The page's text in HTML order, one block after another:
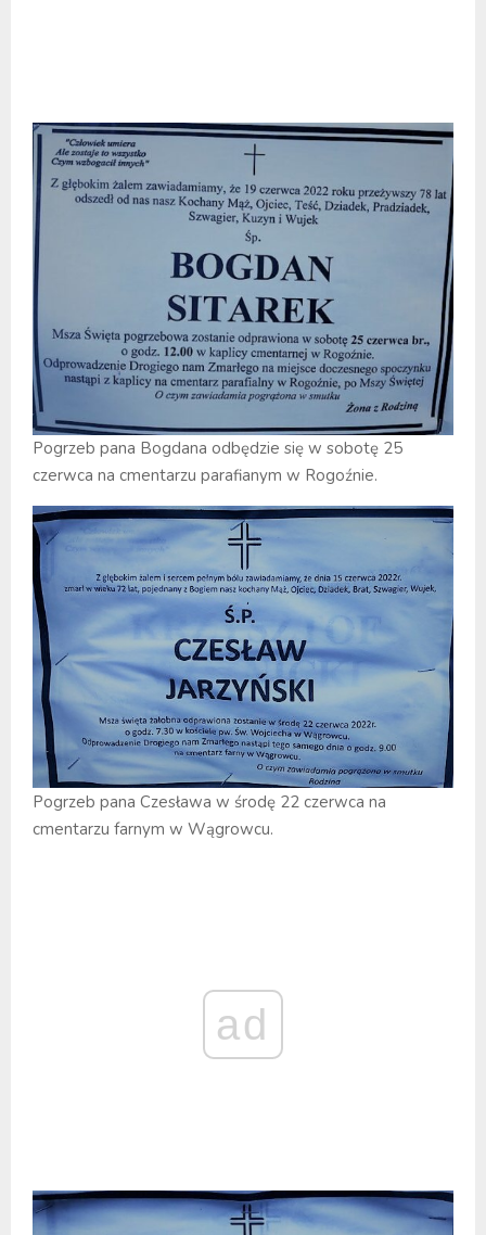
Pogrzeb pana Bogdana odbędzie się w sobotę 25
czerwca na cmentarzu parafianym w Rogoźnie.
Pogrzeb pana Czesława w środę 22 czerwca na
cmentarzu farnym w Wągrowcu.
ad